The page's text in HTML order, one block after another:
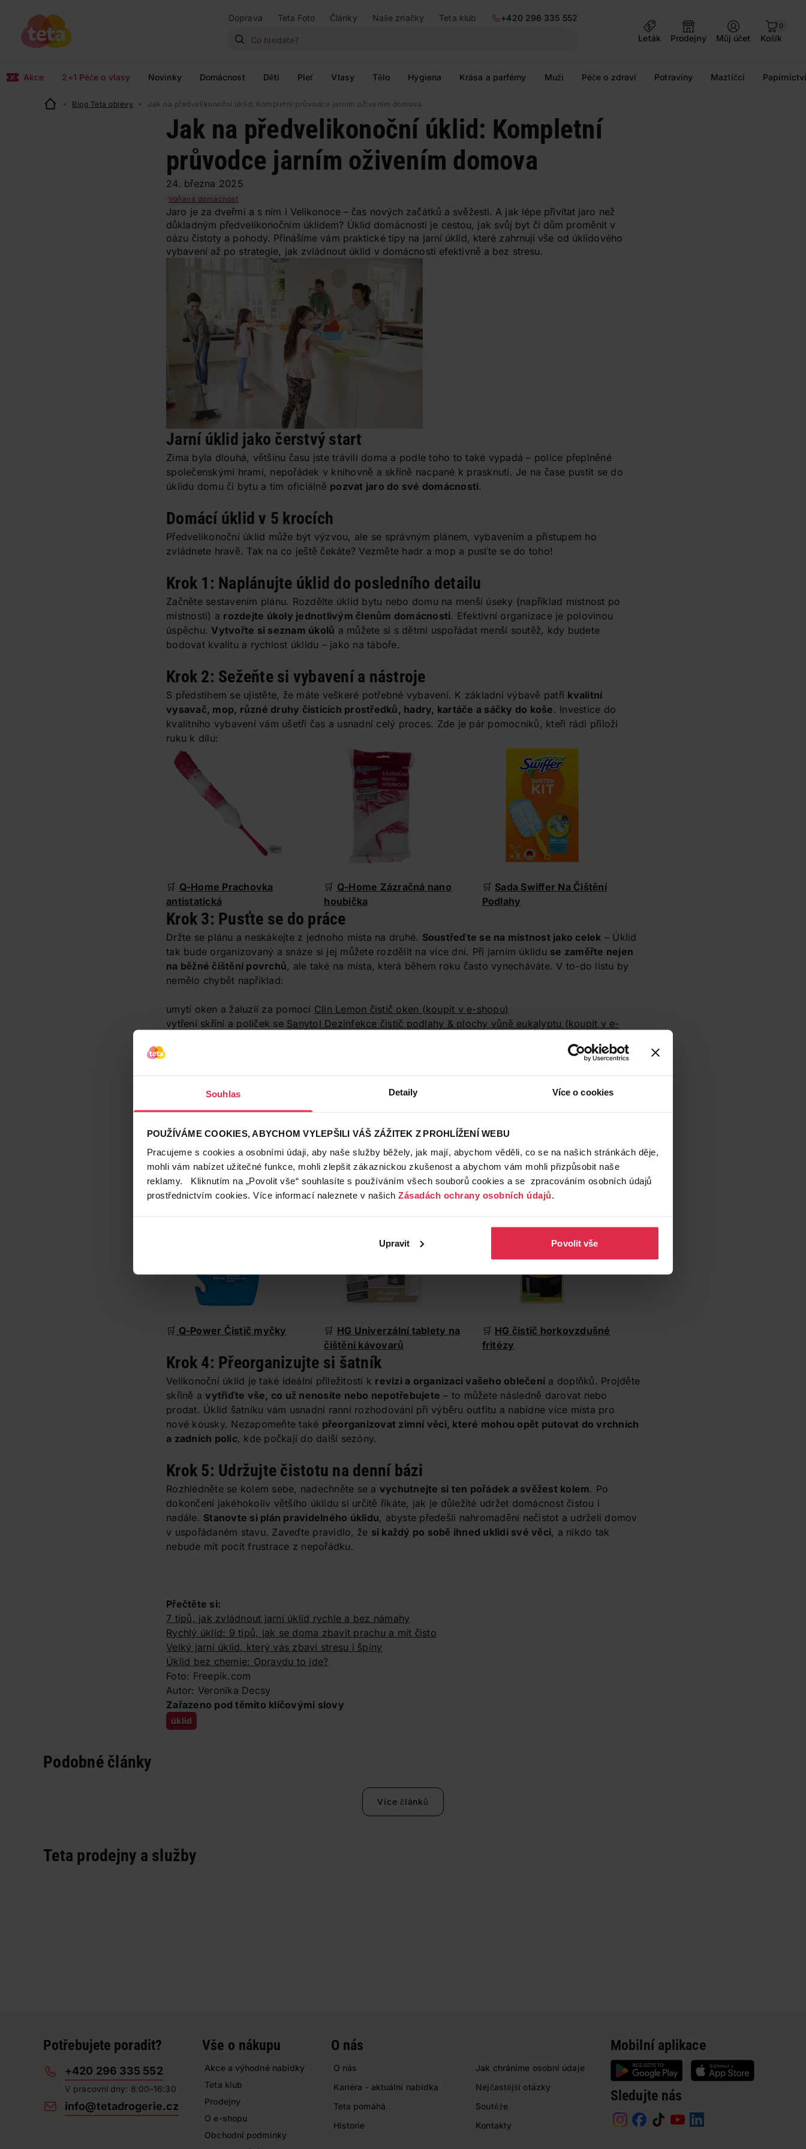
Souhlas Detaily Více o cookies
POUŽÍVÁME COOKIES, ABYCHOM VYLEPŠILI VÁŠ ZÁŽITEK Z PROHLÍŽENÍ WEBU
Pracujeme s cookies a osobními údaji, aby naše služby běžely, jak mají, abychom věděli, co se na našich stránkách děje,
mohli vám nabízet užitečné funkce, mohli zlepšit zákaznickou zkušenost a abychom vám mohli přizpůsobit naše
reklamy. Kliknutím na „Povolit vše“ souhlasíte s používáním všech souborů cookies a se zpracováním osobních údajů
prostřednictvím cookies. Více informací naleznete v našich Zásadách ochrany osobních údajů.
Upravit Povolit vše
Doprava Teta Foto Články Naše značky Teta klub
+420 296 335 552
Leták
Prodejny Můj účet
0
Košík
Akce 2+1 Péče o vlasy Novinky Domácnost Děti Pleť Vlasy Tělo Hygiena Krása a parfémy Muži Péče o zdraví Potraviny Mazlíčci
Blog Teta objevy Jak na předvelikonoční úklid: Kompletní průvodce jarním oživením domova
Jak na předvelikonoční úklid: Kompletní
průvodce jarním oživením domova
24. března 2025
Voňavá domácnost
Jaro je za dveřmi a s ním i Velikonoce – čas nových začátků a svěžesti. A jak lépe přivítat jaro než
důkladným předvelikonočním úklidem? Úklid domácnosti je cestou, jak svůj byt či dům proměnit v
oázu čistoty a pohody. Přinášíme vám praktické tipy na jarní úklid, které zahrnují vše od úklidového
vybavení až po strategie, jak zvládnout úklid v domácnosti efektivně a bez stresu.
Jarní úklid jako čerstvý start
Zima byla dlouhá, většinu času jste trávili doma a podle toho to také vypadá – police přeplněné
společenskými hrami, nepořádek v knihovně a skříně nacpané k prasknutí. Je na čase pustit se do
úklidu domu či bytu a tím oficiálně pozvat jaro do své domácnosti.
Domácí úklid v 5 krocích
Předvelikonoční úklid může být výzvou, ale se správným plánem, vybavením a přístupem ho
zvládnete hravě. Tak na co ještě čekáte? Vezměte hadr a mop a pusťte se do toho!
Krok 1: Naplánujte úklid do posledního detailu
Začněte sestavením plánu. Rozdělte úklid bytu nebo domu na menší úseky (například místnost po
místnosti) a rozdejte úkoly jednotlivým členům domácnosti. Efektivní organizace je polovinou
úspěchu. Vytvořte si seznam úkolů a můžete si s dětmi uspořádat menší soutěž, kdy budete
bodovat kvalitu a rychlost úklidu – jako na táboře.
Krok 2: Sežeňte si vybavení a nástroje
S předstihem se ujistěte, že máte veškeré potřebné vybavení. K základní výbavě patří kvalitní
vysavač, mop, různé druhy čisticích prostředků, hadry, kartáče a sáčky do koše. Investice do
kvalitního vybavení vám ušetří čas a usnadní celý proces. Zde je pár pomocníků, kteří rádi přiloží
ruku k dílu:
🛒 Q-Home Prachovka
antistatická
🛒 Q-Home Zázračná nano
houbička
🛒 Sada Swiffer Na Čištění
Podlahy
Krok 3: Pusťte se do práce
Držte se plánu a neskákejte z jednoho místa na druhé. Soustřeďte se na místnost jako celek – Úklid
tak bude organizovaný a snáze si jej můžete rozdělit na více dní. Při jarním úklidu se zaměřte nejen
na běžné čištění povrchů, ale také na místa, která během roku často vynecháváte. V to-do listu by
nemělo chybět například:
umytí oken a žaluzií za pomoci Clin Lemon čistič oken (koupit v e-shopu)
vytření skříní a poliček se Sanytol Dezinfekce čistič podlahy & plochy vůně eukalyptu (koupit v e-
(koupit v e-shopu)a
odstranění vodního kamene a úklid koupelny s využitím
Io Splendo na rez a vodní kámen(koupit v e-
shopu)aSidolux Professional koupelna marseillské mýdlo s levandulí
Power Prací prášek na záclony (koupit v e-shopu) .
umytí kuchyňských spotřebičů zvládneHG Hygienický čistič lednic(koupit v e-shopu),Bril
Profesional čistič na trouby (koupit v e-shopu)aCif Perfect Finish Nerez čisticí sprej(koupit v e-
shopu).
🛒 ​Q-Power Čistič myčky 🛒 HG Univerzální tablety na
čištění kávovarů
🛒 HG čistič horkovzdušné
fritézy
Krok 4: Přeorganizujte si šatník
Velikonoční úklid je také ideální příležitostí k revizi a organizaci vašeho oblečení a doplňků. Projděte
skříně avytřiďte vše, co už nenosíte nebo nepotřebujete – to můžete následně darovat nebo
prodat. Úklid šatníku vám usnadní ranní rozhodování při výběru outfitu a nabídne více místa pro
nové kousky. Nezapomeňte také přeorganizovat zimní věci, které mohou opět putovat do vrchních
a zadních polic, kde počkají do další sezóny.
Krok 5: Udržujte čistotu na denní bázi
Rozhlédněte se kolem sebe, nadechněte se a vychutnejte si ten pořádek a svěžest kolem. Po
dokončení jakéhokoliv většího úklidu si určitě říkáte, jak je důležité udržet domácnost čistou i
nadále. Stanovte si plán pravidelného úklidu, abyste předešli nahromadění nečistot a udrželi domov
v uspořádaném stavu. Zaveďte pravidlo, že si každý po sobě ihned uklidí své věci, a nikdo tak
nebude mít pocit frustrace z nepořádku.
Přečtěte si:
7 tipů, jak zvládnout jarní úklid rychle a bez námahy
Rychlý úklid: 9 tipů, jak se doma zbavit prachu a mít čisto
Velký jarní úklid, který vás zbaví stresu i špíny
Úklid bez chemie: Opravdu to jde?
Foto: Freepik.com
Autor: Veronika Decsy
Zařazeno pod těmito klíčovými slovy
úklid
Podobné články
Více článků
Teta prodejny a služby
Potřebujete poradit?
+420 296 335 552
V pracovní dny: 8:00–16:30
info@tetadrogerie.cz
Vše o nákupu
Akce a výhodné nabídky
Teta klub
Prodejny
O e-shopu
Obchodní podmínky
O nás
O nás
Kariéra - aktuální nabídka
Teta pomáhá
Historie
Jak chráníme osobní údaje
Nejčastější otázky
Soutěže
Kontakty
Mobilní aplikace
Sledujte nás